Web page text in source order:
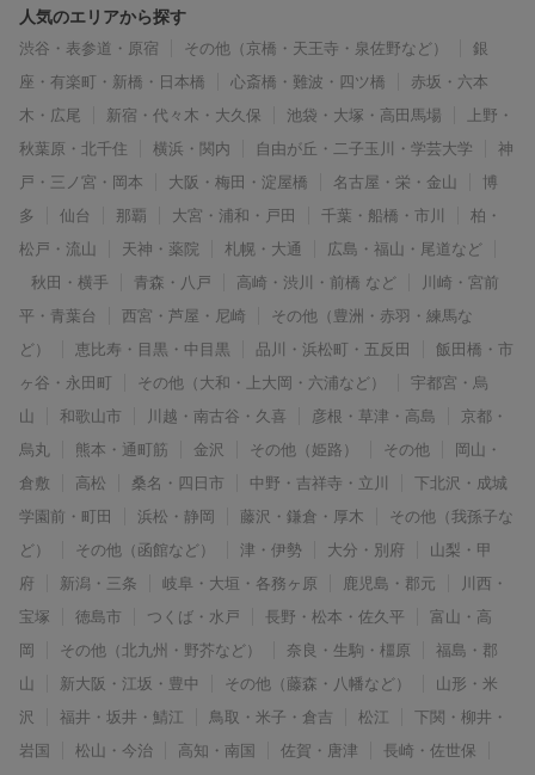
人気のエリアから探す
渋谷・表参道・原宿 その他（京橋・天王寺・泉佐野など）
銀
座・有楽町・新橋・日本橋
心斎橋・難波・四ツ橋
赤坂・六本
木・広尾
新宿・代々木・大久保 池袋・大塚・高田馬場
上野・
秋葉原・北千住
横浜・関内 自由が丘・二子玉川・学芸大学
神
戸・三ノ宮・岡本
大阪・梅田・淀屋橋 名古屋・栄・金山
博
多
仙台 那覇 大宮・浦和・戸田 千葉・船橋・市川
柏・
松戸・流山
天神・薬院 札幌・大通
広島・福山・尾道など
秋田・横手
青森・八戸 高崎・渋川・前橋 など
川崎・宮前
平・青葉台
西宮・芦屋・尼崎
その他（豊洲・赤羽・練馬な
ど）
恵比寿・目黒・中目黒 品川・浜松町・五反田
飯田橋・市
ヶ谷・永田町
その他（大和・上大岡・六浦など）
宇都宮・烏
山
和歌山市 川越・南古谷・久喜 彦根・草津・高島
京都・
烏丸
熊本・通町筋 金沢 その他（姫路） その他
岡山・
倉敷
高松 桑名・四日市 中野・吉祥寺・立川
下北沢・成城
学園前・町田
浜松・静岡 藤沢・鎌倉・厚木
その他（我孫子な
ど）
その他（函館など） 津・伊勢 大分・別府
山梨・甲
府
新潟・三条 岐阜・大垣・各務ヶ原 鹿児島・郡元
川西・
宝塚
徳島市 つくば・水戸 長野・松本・佐久平
富山・高
岡
その他（北九州・野芥など） 奈良・生駒・橿原
福島・郡
山
新大阪・江坂・豊中 その他（藤森・八幡など）
山形・米
沢
福井・坂井・鯖江 鳥取・米子・倉吉 松江
下関・柳井・
岩国
松山・今治 高知・南国 佐賀・唐津
長崎・佐世保